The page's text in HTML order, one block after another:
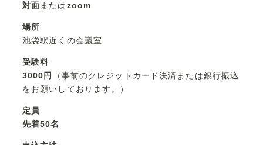
対面 またはzoom
場所
池袋駅近くの会議室
受験料
3000円
（事前のクレジットカード決済または銀行振込
をお願いしております。）
定員
先着50名